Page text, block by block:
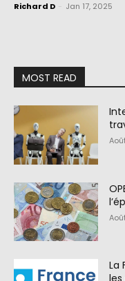
Richard D Jan 17, 2025
MOST READ
La